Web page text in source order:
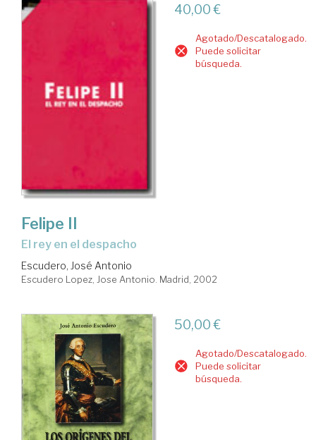
40,00 €
Agotado/Descatalogado.
Puede solicitar
búsqueda.
Felipe II
el rey en el despacho
Escudero, José Antonio
Escudero Lopez, Jose Antonio. Madrid, 2002
50,00 €
Agotado/Descatalogado.
Puede solicitar
búsqueda.